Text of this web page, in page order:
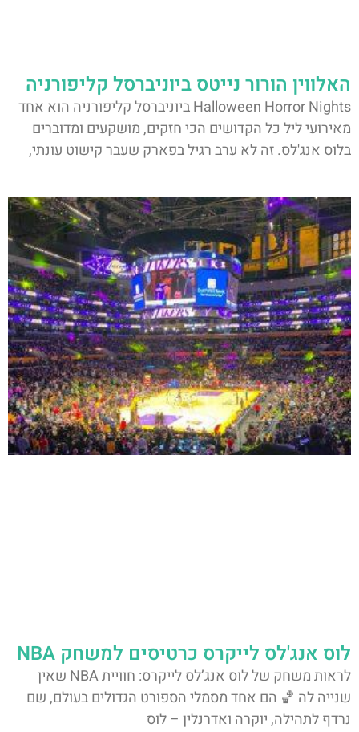
האלווין הורור נייטס ביוניברסל קליפורניה
Halloween Horror Nights ביוניברסל קליפורניה הוא אחד
מאירועי ליל כל הקדושים הכי חזקים, מושקעים ומדוברים
בלוס אנג'לס. זה לא ערב רגיל בפארק שעבר קישוט עונתי,
לוס אנג'לס לייקרס כרטיסים למשחק NBA
לראות משחק של לוס אנג’לס לייקרס: חוויית NBA שאין
שנייה לה 🏀 הם אחד מסמלי הספורט הגדולים בעולם, שם
נרדף לתהילה, יוקרה ואדרנלין – לוס